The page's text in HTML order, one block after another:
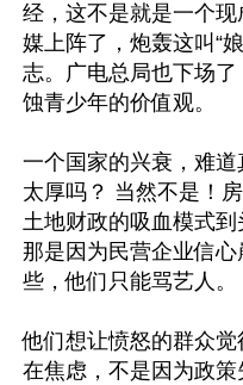
经，这不是就是一个现
媒上阵了，炮轰这叫“
志。广电总局也下场了
蚀青少年的价值观。
一个国家的兴衰，难
太厚吗？ 当然不是！
土地财政的吸血模式到
那是因为民营企业信
些，他们只能骂艺人。
他们想让愤怒的群众
在焦虑，不是因为政